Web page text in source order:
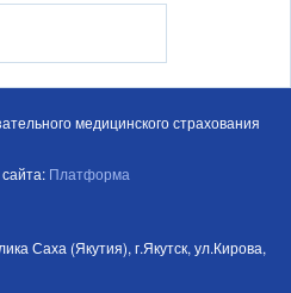
медицинского страхования
Платформа
Саха (Якутия), г.Якутск, ул.Кирова,